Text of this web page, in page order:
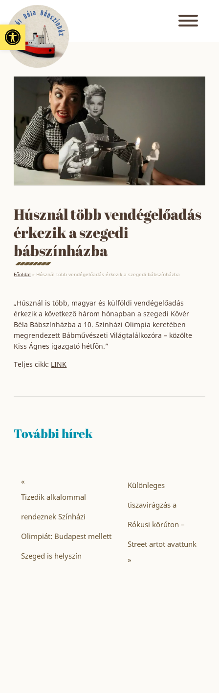
Eszköztár megnyitása
Húsznál több vendégelőadás
érkezik a szegedi
bábszínházba
Főoldal » Húsznál több vendégelőadás érkezik a szegedi bábszínházba
„Húsznál is több, magyar és külföldi vendégelőadás
érkezik a következő három hónapban a szegedi Kövér
Béla Bábszínházba a 10. Színházi Olimpia keretében
megrendezett Bábművészeti Világtalálkozóra – közölte
Kiss Ágnes igazgató hétfőn.”
Teljes cikk: LINK
További hírek
«
Tizedik alkalommal
rendeznek Színházi
Olimpiát: Budapest mellett
Szeged is helyszín
Különleges
tiszavirágzás a
Rókusi körúton –
Street artot avattunk
»